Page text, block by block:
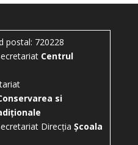
postal: 720228
Centrul
si
Direcția Școala